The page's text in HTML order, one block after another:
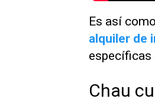
Es así como
alquiler de
específicas
Chau